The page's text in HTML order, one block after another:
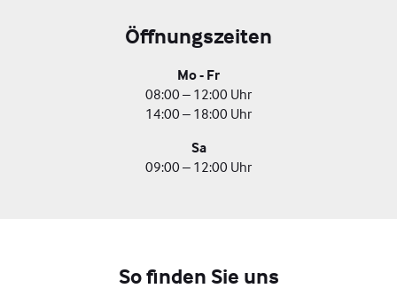
Öffnungszeiten
Mo - Fr
08:00 – 12:00 Uhr
14:00 – 18:00 Uhr
Sa
09:00 – 12:00 Uhr
So finden Sie uns